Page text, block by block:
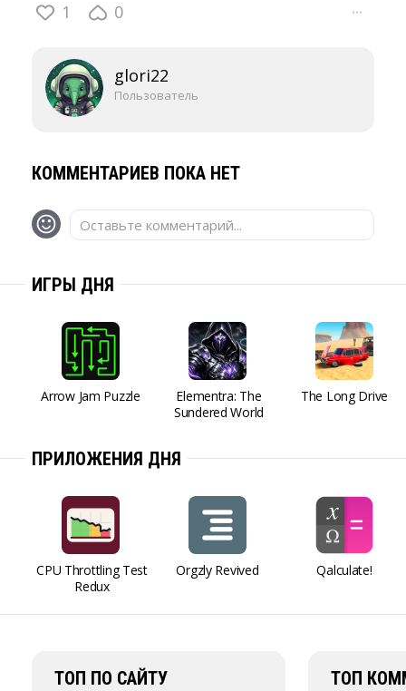
1 0 ···
glori22
Пользователь
КОММЕНТАРИЕВ ПОКА НЕТ
Оставьте комментарий...
ИГРЫ ДНЯ
Arrow Jam Puzzle
Elementra: The
Sundered World
The Long Drive
ПРИЛОЖЕНИЯ ДНЯ
CPU Throttling Test
Redux
Orgzly Revived Qalculate!
ТОП ПО САЙТУ ТОП